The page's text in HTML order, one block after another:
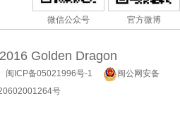
微信公众号 官方微博
Golden Dragon
闽ICP备05021996号-1
闽公网安备
号